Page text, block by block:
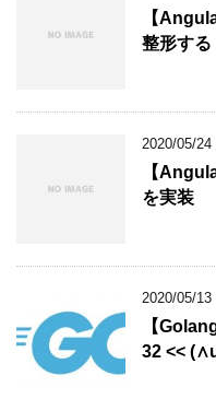
【
整形する
2020/05/24
【
を実装
2020/05/13
【
32 <<